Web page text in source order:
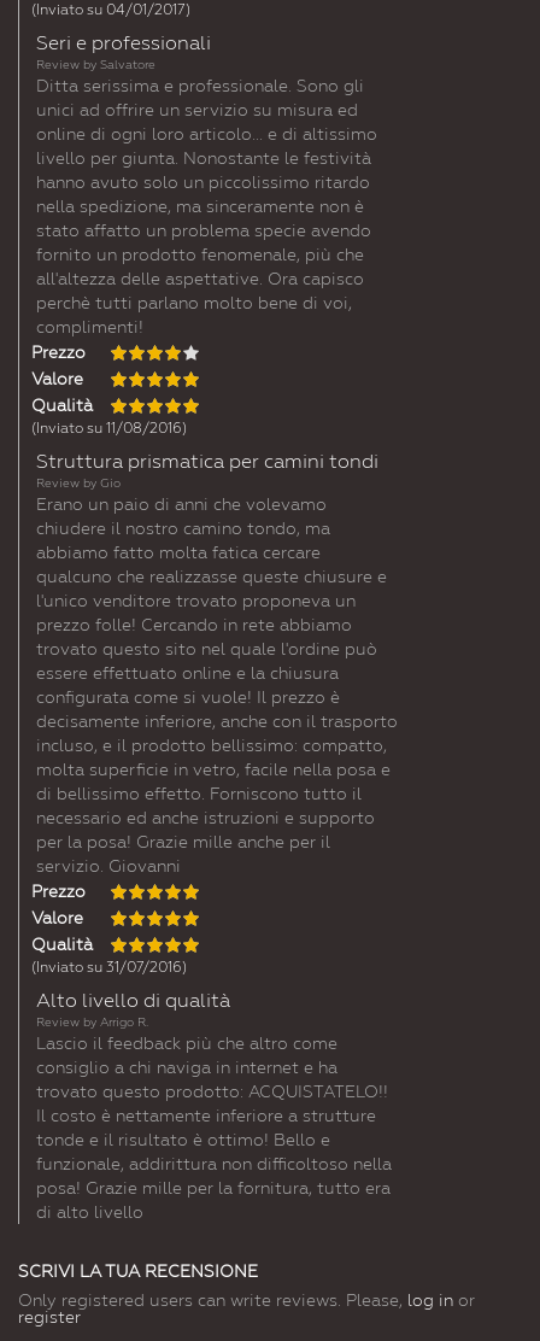
(Inviato su 04/01/2017)
Seri e professionali
Review bySalvatore
Ditta serissima e professionale. Sono gli
unici ad offrire un servizio su misura ed
online di ogni loro articolo... e di altissimo
livello per giunta. Nonostante le festività
hanno avuto solo un piccolissimo ritardo
nella spedizione, ma sinceramente non è
stato affatto un problema specie avendo
fornito un prodotto fenomenale, più che
all'altezza delle aspettative. Ora capisco
perchè tutti parlano molto bene di voi,
complimenti!
Prezzo
Valore
Qualità
(Inviato su 11/08/2016)
Struttura prismatica per camini tondi
Review byGio
Erano un paio di anni che volevamo
chiudere il nostro camino tondo, ma
abbiamo fatto molta fatica cercare
qualcuno che realizzasse queste chiusure e
l'unico venditore trovato proponeva un
prezzo folle! Cercando in rete abbiamo
trovato questo sito nel quale l'ordine può
essere effettuato online e la chiusura
configurata come si vuole! Il prezzo è
decisamente inferiore, anche con il trasporto
incluso, e il prodotto bellissimo: compatto,
molta superficie in vetro, facile nella posa e
di bellissimo effetto. Forniscono tutto il
necessario ed anche istruzioni e supporto
per la posa! Grazie mille anche per il
servizio. Giovanni
Prezzo
Valore
Qualità
(Inviato su 31/07/2016)
Alto livello di qualità
Review byArrigo R.
Lascio il feedback più che altro come
consiglio a chi naviga in internet e ha
trovato questo prodotto: ACQUISTATELO!!
Il costo è nettamente inferiore a strutture
tonde e il risultato è ottimo! Bello e
funzionale, addirittura non difficoltoso nella
posa! Grazie mille per la fornitura, tutto era
di alto livello
SCRIVI LA TUA RECENSIONE
Only registered users can write reviews. Please, log in or
register